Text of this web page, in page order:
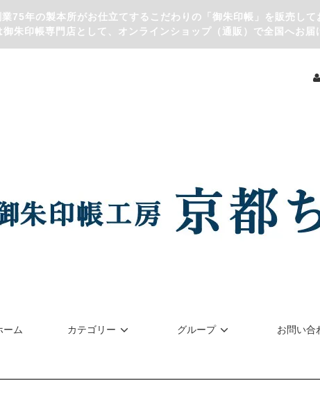
業75年の製本所がお仕立てするこだわりの「御朱印帳」を販売して
御朱印帳専門店として、オンラインショップ（通販）で全国へお届
ーム カテゴリー グループ お問い合